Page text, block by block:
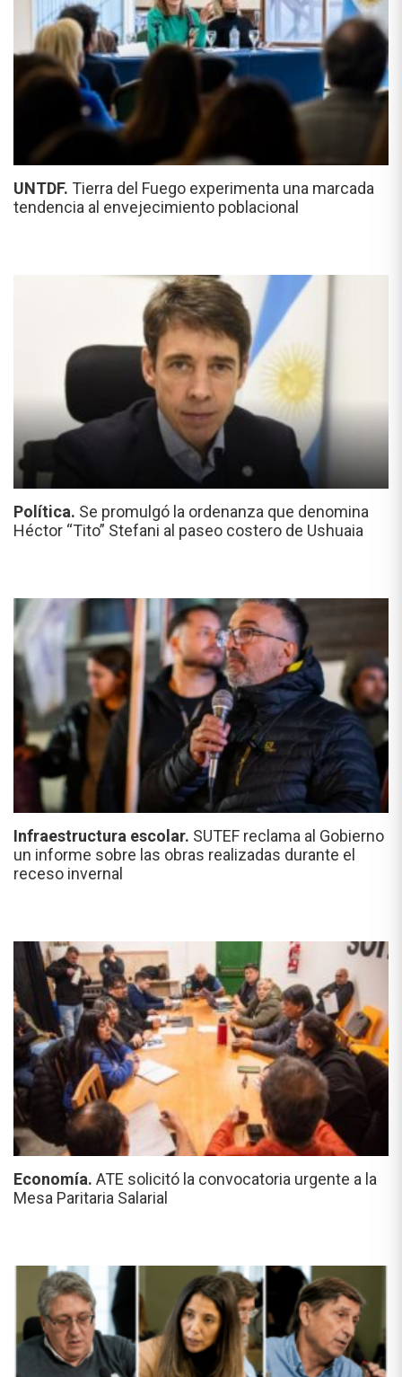
UNTDF. Tierra del Fuego experimenta una marcada
tendencia al envejecimiento poblacional
Política. Se promulgó la ordenanza que denomina
Héctor “Tito” Stefani al paseo costero de Ushuaia
Infraestructura escolar. SUTEF reclama al Gobierno
un informe sobre las obras realizadas durante el
receso invernal
Economía. ATE solicitó la convocatoria urgente a la
Mesa Paritaria Salarial